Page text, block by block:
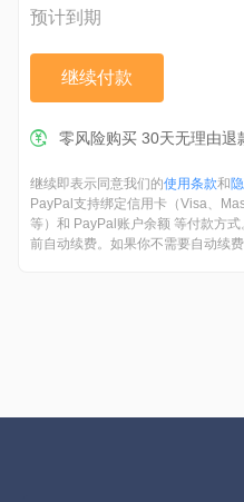
预计到期
继续付款
零风险购买 30天无理由退
继续即表示同意我们的使用条款和
PayPal支持绑定信用卡（Visa、
等）和 PayPal账户余额 等付款方
前自动续费。如果你不需要自动续